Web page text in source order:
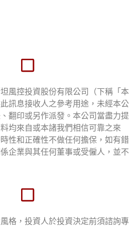
風控投資股份有限公司（下稱「本
訊息接收人之參考用途，未經本公
翻印或另作派發。本公司當盡力提
均來自或本諸我們相信可靠之來
性和正確性不做任何擔保，如有錯
企業與其任何董事或受僱人，並不
格，投資人於投資決定前須諮詢專